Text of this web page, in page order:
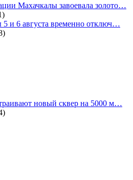
Махачкалы завоевала золото…
и 6 августа временно отключ…
новый сквер на 5000 м…